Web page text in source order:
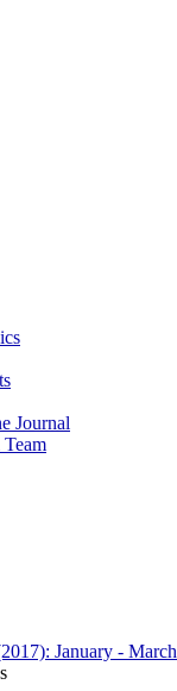
Journal
January - March